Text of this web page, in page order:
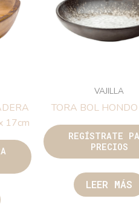
17cm
VAJILLA
TORA BOL
REGÍSTRATE
PRECIOS
LEER MÁS